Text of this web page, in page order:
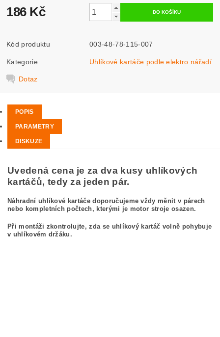
186 Kč
Kód produktu 003-48-78-115-007
Kategorie Uhlíkové kartáče podle elektro nářadí
Dotaz
POPIS
PARAMETRY
DISKUZE
Uvedená cena je za dva kusy uhlíkových
kartáčů, tedy za jeden pár.
Náhradní uhlíkové kartáče doporučujeme vždy měnit v párech
nebo kompletních počtech, kterými je motor stroje osazen.
Při montáži zkontrolujte, zda se uhlíkový kartáč volně pohybuje
v uhlíkovém držáku.